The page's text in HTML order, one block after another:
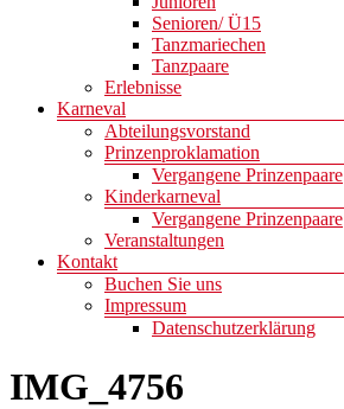
Senioren/ Ü15
Tanzmariechen
Tanzpaare
Erlebnisse
Karneval
Abteilungsvorstand
Prinzenproklamation
Vergangene Prinzenpaare
Kinderkarneval
Vergangene Prinzenpaare
Veranstaltungen
Kontakt
Buchen Sie uns
Impressum
Datenschutzerklärung
IMG_4756